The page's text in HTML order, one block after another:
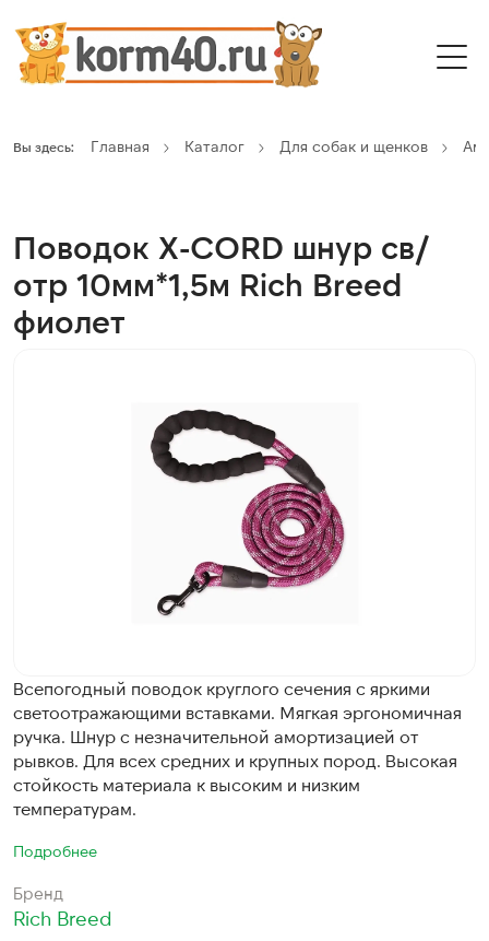
Вы здесь: Главная Каталог Для собак и щенков
Поводок X-CORD шнур св/
отр 10мм*1,5м Rich Breed
фиолет
Всепогодный поводок круглого сечения с яркими
светоотражающими вставками. Мягкая эргономичная
ручка. Шнур с незначительной амортизацией от
рывков. Для всех средних и крупных пород. Высокая
стойкость материала к высоким и низким
температурам.
Подробнее
Бренд
Rich Breed